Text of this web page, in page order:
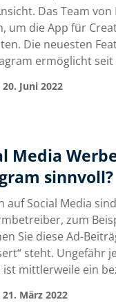
Das Team
um die App für
Die neuesten
ermöglicht
Juni 2022
Media
sinnvoll?
auf Social Media
zum
Sie diese Ad-
steht. Ungefähr
ist mittlerweile ein
März 2022